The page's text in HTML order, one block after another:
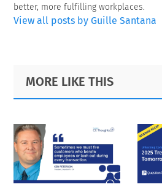
better, more fulfilling workplaces.
View all posts by Guille Santana
Primary
Sidebar
Footer
MORE LIKE THIS